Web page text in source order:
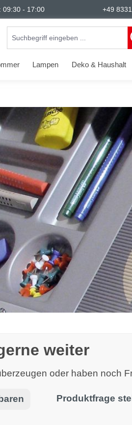
09:30 - 17:00 +49
Lampen Deko & Haushalt
weiter
oder haben noch
Produktfrage